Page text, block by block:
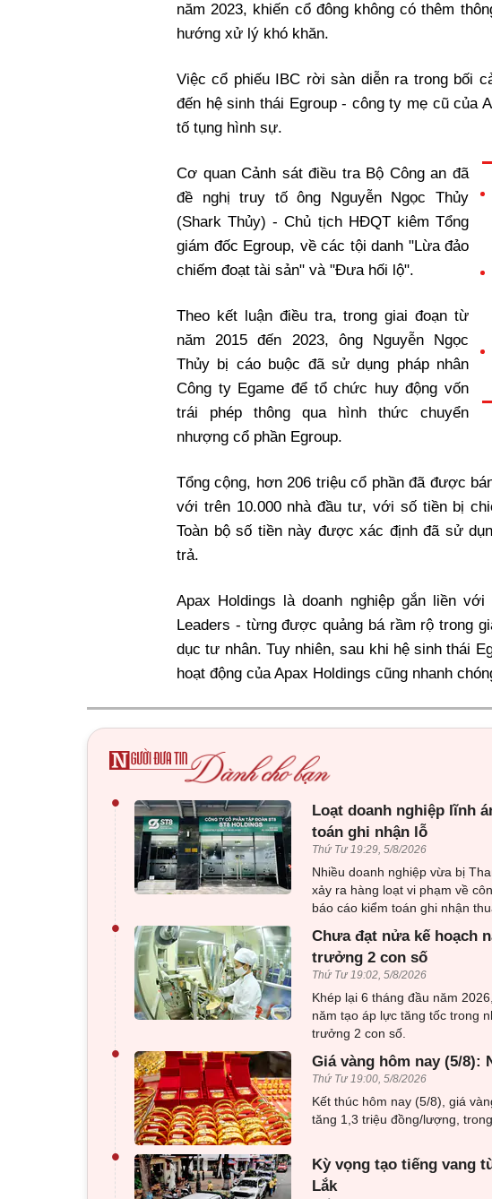
năm 2023, khiến cổ đông không có thêm
hướng xử lý khó khăn.
Việc cổ phiếu IBC rời sàn diễn ra trong bối
đến hệ sinh thái Egroup - công ty mẹ cũ của
tố tụng hình sự.
Cơ quan Cảnh sát điều tra Bộ Công an đã
đề nghị truy tố ông Nguyễn Ngọc Thủy
(Shark Thủy) - Chủ tịch HĐQT kiêm Tổng
giám đốc Egroup, về các tội danh "Lừa đảo
chiếm đoạt tài sản" và "Đưa hối lộ".
Theo kết luận điều tra, trong giai đoạn từ
năm 2015 đến 2023, ông Nguyễn Ngọc
Thủy bị cáo buộc đã sử dụng pháp nhân
Công ty Egame để tổ chức huy động vốn
trái phép thông qua hình thức chuyển
nhượng cổ phần Egroup.
Tổng cộng, hơn 206 triệu cổ phần đã được
với trên 10.000 nhà đầu tư, với số tiền bị
Toàn bộ số tiền này được xác định đã sử
trả.
Apax Holdings là doanh nghiệp gắn liền
Leaders - từng được quảng bá rầm rộ trong
dục tư nhân. Tuy nhiên, sau khi hệ sinh thái
hoạt động của Apax Holdings cũng nhanh
•
Loạt doanh nghiệp lĩnh
toán ghi nhận lỗ
Thứ Tư 19:29, 5/8/2026
Nhiều doanh nghiệp vừa bị
xảy ra hàng loạt vi phạm về
báo cáo kiểm toán ghi nhận
•
Chưa đạt nửa kế hoạch
trưởng 2 con số
Thứ Tư 19:02, 5/8/2026
Khép lại 6 tháng đầu năm
năm tạo áp lực tăng tốc trong
trưởng 2 con số.
• Giá vàng hôm nay (5/8):
Thứ Tư 19:00, 5/8/2026
Kết thúc hôm nay (5/8), giá
tăng 1,3 triệu đồng/lượng,
•
Kỳ vọng tạo tiếng vang
Lắk